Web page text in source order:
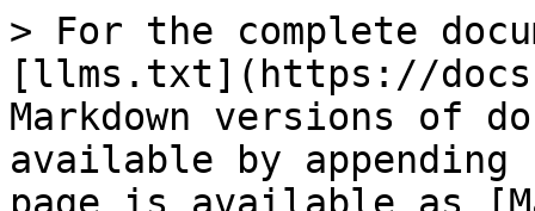
> For the complete
[llms.txt](https://
Markdown versions of
available by